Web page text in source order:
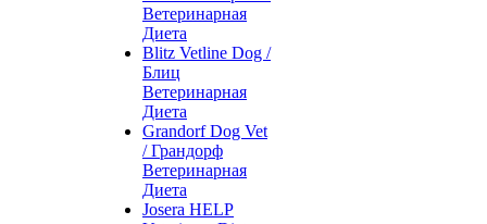
Ветеринарная
Диета
Blitz Vetline Dog /
Блиц
Ветеринарная
Диета
Grandorf Dog Vet
/ Грандорф
Ветеринарная
Диета
Josera HELP